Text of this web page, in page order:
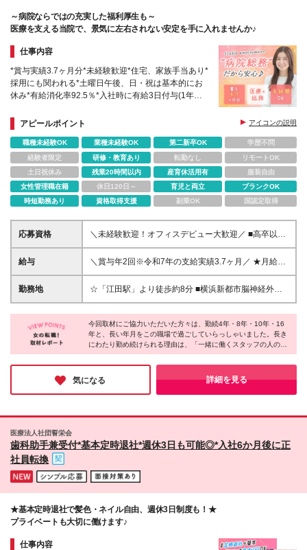
～病院ならではの充実した福利厚生も～
医療を支える当院で、景気に左右されない安定を手に入れませんか♪
仕事内容
*賞与実績3.7ヶ月分*未経験歓迎*住宅、家族手当あり*
採用にも関われる*土曜日午後、日・祝は基本的にお
休み*有給消化率92.5％*入社時に有給3日付与(1年目
日付与)
アピールポイント アイコンの説明
職種未経験OK 業種未経験OK 第二新卒OK
学歴不問
経験者限定
研修・教育あり 転勤なし
リモートOK
土日祝休み
残業20時間以内 産育休活用有
服装自由
女性管理職在籍
休日120日～ 育児と両立
ブランクOK
時短勤務あり
資格取得支援 副業OK 国認定取得
応募資格
＼未経験歓迎！オフィスデビュー大歓迎／ ■高卒以上
＼こんな方にはぴったり／ ・明るく対応できる方 ・
チームワーク、協調性を大切にできる方 ・コミュニ
立って考え、行動できる方
給与
＼賞与年2回※令和7年の支給実績3.7ヶ月／ ★月給に
加えプラスされる手当多数！ 例） ・家族手当（配偶
者：月1万5000円、子供2人まで：月1万円、子供3人
・時間外手当 など 【大卒】※初任給の金額です ■月
給22万5700円～26万8100円+諸手当+賞与年2回 【短
大・専門卒】※初任給の金額です ■月給22万3100円～
金額です ■月給22万1200円～＋諸手当+賞与年2回 ※
スキル、年齢などを十分に考慮し、初任給額を決定い
たします ※上記の月給額には全員一律支給となる住宅
に差異はありません ※契約期間満了後、正社員として
勤務地
☆「江田駅」より徒歩約8分 ■横浜新都市脳神経外科
病院 神奈川県横浜市青葉区荏田町433番地 ※(変更の
範囲)当社関連勤務地
今回取材にご協力いただいた方々は、勤続4年・8年・10年・16
年と、長い年月をこの職場で過ごしていらっしゃいました。長き
にわたり勤め続けられる理由は、「一緒に働くスタッフの人の良
さ」と「やりたいことを実現させてくれる環境」とのことです。
気兼ねなく相談できることはもちろん、手をあげた社員にはどん
どん新しいポジションを任せていく社風があるそう。未経験スタ
ートでも多くの知識と経験を積める環境だと感じました♪
気になる 詳細を見る
医療法人社団誓栄会
歯科助手兼受付*基本定時退社*週休3日も可能◎*入社6か月後に正
社員転換
★基本定時退社で髪色・ネイル自由、週休3日制度も！★
プライベートも大切に働けます♪
仕事内容